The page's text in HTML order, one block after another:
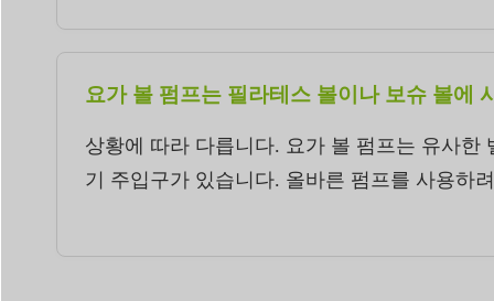
요가 볼 펌프는 필라테스 볼이나 보슈 볼에
상황에 따라 다릅니다. 요가 볼 펌프는 유사
기 주입구가 있습니다. 올바른 펌프를 사용하